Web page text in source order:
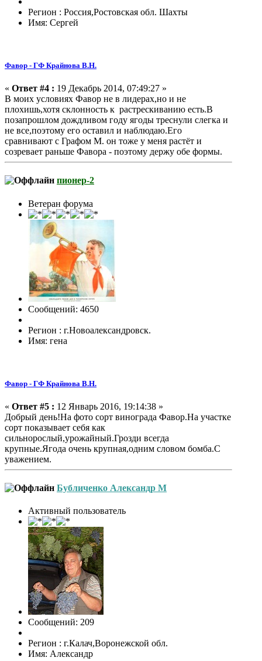
Регион : Россия,Ростовская обл. Шахты
Имя: Сергей
Фавор - ГФ Крайнова В.Н.
« Ответ #4 : 19 Декабрь 2014, 07:49:27 »
В моих условиях Фавор не в лидерах,но и не
плохишь,хотя склонность к растрескиванию есть.В
позапрошлом дождливом году ягоды треснули слегка и
не все,поэтому его оставил и наблюдаю.Его
сравнивают с Графом М. он тоже у меня растёт и
созревает раньше Фавора - поэтому держу обе формы.
пионер-2
Ветеран форума
Сообщений: 4650
Регион : г.Новоалександровск.
Имя: гена
Фавор - ГФ Крайнова В.Н.
« Ответ #5 : 12 Январь 2016, 19:14:38 »
Добрый день!На фото сорт винограда Фавор.На участке
сорт показывает себя как
сильнорослый,урожайный.Грозди всегда
крупные.Ягода очень крупная,одним словом бомба.С
уважением.
Бубличенко Александр М
Активный пользователь
Сообщений: 209
Регион : г.Калач,Воронежской обл.
Имя: Александр